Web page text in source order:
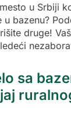
u Srbiji
bazenu?
druge!
sa